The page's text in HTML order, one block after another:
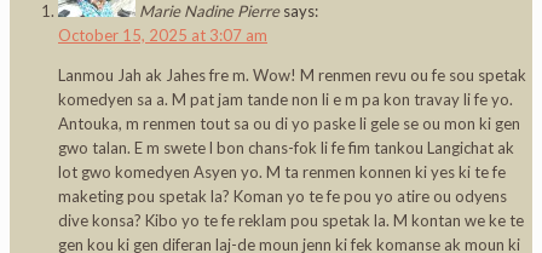
Marie Nadine Pierre says:
October 15, 2025 at 3:07 am
Lanmou Jah ak Jahes fre m. Wow! M renmen revu ou fe sou spetak
komedyen sa a. M pat jam tande non li e m pa kon travay li fe yo.
Antouka, m renmen tout sa ou di yo paske li gele se ou mon ki gen
gwo talan. E m swete l bon chans-fok li fe fim tankou Langichat ak
lot gwo komedyen Asyen yo. M ta renmen konnen ki yes ki te fe
maketing pou spetak la? Koman yo te fe pou yo atire ou odyens
dive konsa? Kibo yo te fe reklam pou spetak la. M kontan we ke te
gen kou ki gen diferan laj-de moun jenn ki fek komanse ak moun ki